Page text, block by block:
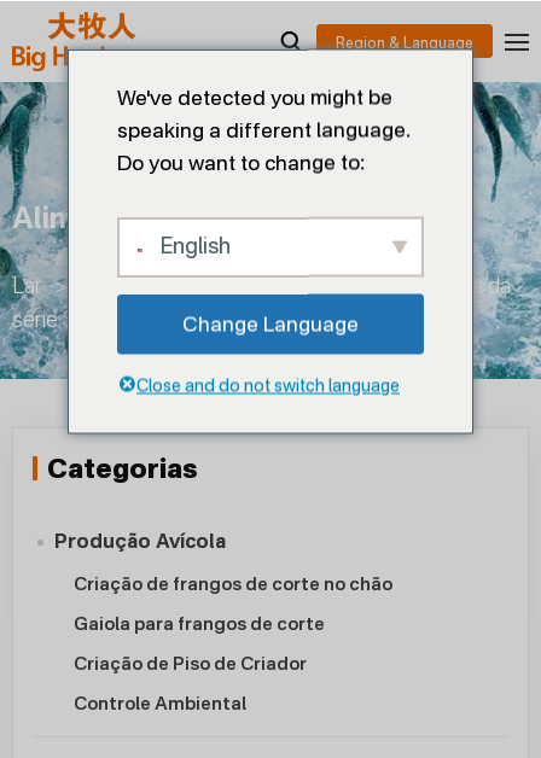
Alimentador Aquático Série S
Lar > Produção aquícola > Alimentador de água da
série S
Alimentador aquático série S
Categorias
Produção Avícola
Criação de frangos de corte no chão
Gaiola para frangos de corte
Criação de Piso de Criador
Controle Ambiental
We've detected you might be
speaking a different language.
Do you want to change to:
English
Change Language
Close and do not switch language